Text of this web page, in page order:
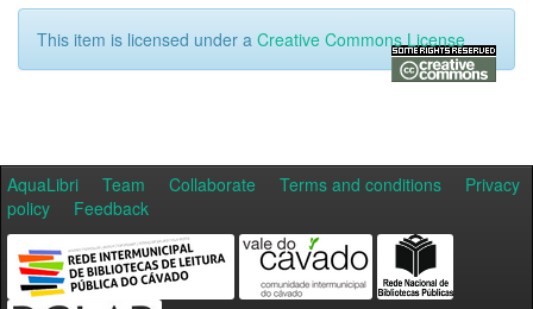
This item is licensed under a Creative Commons License
AquaLibri Team Collaborate Terms and conditions
Privacy
policy
Feedback